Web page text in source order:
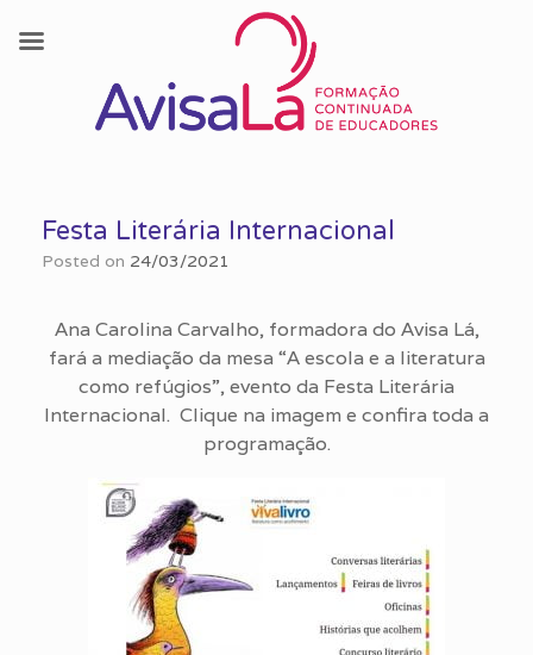
contentFesta Literária Internacional
Posted on 24/03/2021
Ana Carolina Carvalho, formadora do Avisa Lá,
fará a mediação da mesa “A escola e a literatura
como refúgios”, evento da Festa Literária
Internacional. Clique na imagem e confira toda a
programação.